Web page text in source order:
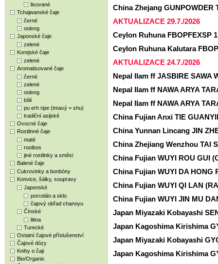
lisované
Tchajwanské čaje
černé
oolong
Japonské čaje
zelené
Korejské čaje
zelené
Aromatisované čaje
černé
zelené
oolong
bílé
pu erh ripe (tmavý = shu)
tradiční asijské
Ovocné čaje
Rostlinné čaje
maté
rooibos
jiné rostlinky a směsi
Balené čaje
Cukrovinky a bonbóny
Konvice, šálky, soupravy
Japonské
porcelán a sklo
čajový obřad chanoyu
Čínské
litina
Turecké
Ostatní čajové příslušenství
Čajové dózy
Knihy o čaji
Bio/Organic
China Zhejang GUNPOWDER
AKTUALIZACE 29.7./2026
Ceylon Ruhuna FBOPFEXSP
Ceylon Ruhuna Kalutara
AKTUALIZACE 24.7./2026
Nepal Ilam ff JASBIRE SAWA
Nepal Ilam ff NAWA ARYA
Nepal Ilam ff NAWA ARYA
China Fujian Anxi TIE
China Yunnan Lincang JIN
China Zhejiang Wenzhou TAI
China Fujian WUYI ROU GUI
China Fujian WUYI DA HONG
China Fujian WUYI QI LAN
China Fujian WUYI JIN MU
Japan Miyazaki Kobayashi
Japan Kagoshima Kirishima
Japan Miyazaki Kobayashi
Japan Kagoshima Kirishima